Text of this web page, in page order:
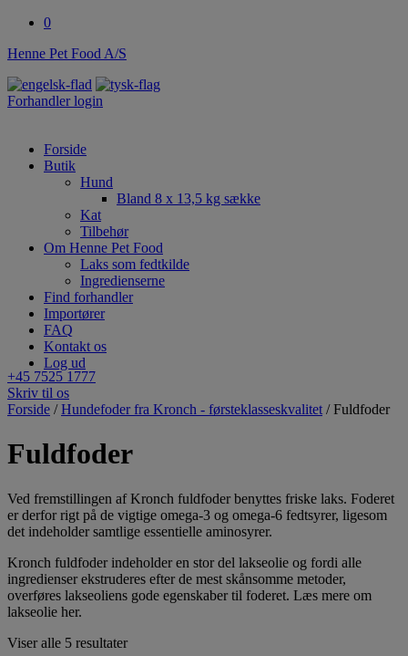
0
Henne Pet Food A/S
Forhandler login
Forside
Butik
Hund
Bland 8 x 13,5 kg sække
Kat
Tilbehør
Om Henne Pet Food
Laks som fedtkilde
Ingredienserne
Find forhandler
Importører
FAQ
Kontakt os
Log ud
+45 7525 1777
Skriv til os
Forside /Hundefoder fra Kronch - førsteklasseskvalitet / Fuldfoder
Fuldfoder
Ved fremstillingen af Kronch fuldfoder benyttes friske laks. Foderet
er derfor rigt på de vigtige omega-3 og omega-6 fedtsyrer, ligesom
det indeholder samtlige essentielle aminosyrer.
Kronch fuldfoder indeholder en stor del lakseolie og fordi alle
ingredienser ekstruderes efter de mest skånsomme metoder,
overføres lakseoliens gode egenskaber til foderet. Læs mere om
lakseolie her.
Viser alle 5 resultater